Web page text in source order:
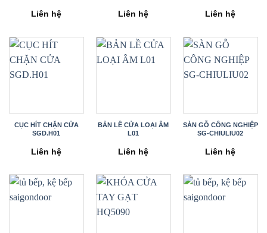
Liên hệ Liên hệ Liên hệ
CỤC HÍT CHẶN CỬA
SGD.H01
Liên hệ
BẢN LỀ CỬA LOẠI ÂM
L01
Liên hệ
SÀN GỖ CÔNG NGHIỆP
SG-CHIULIU02
Liên hệ